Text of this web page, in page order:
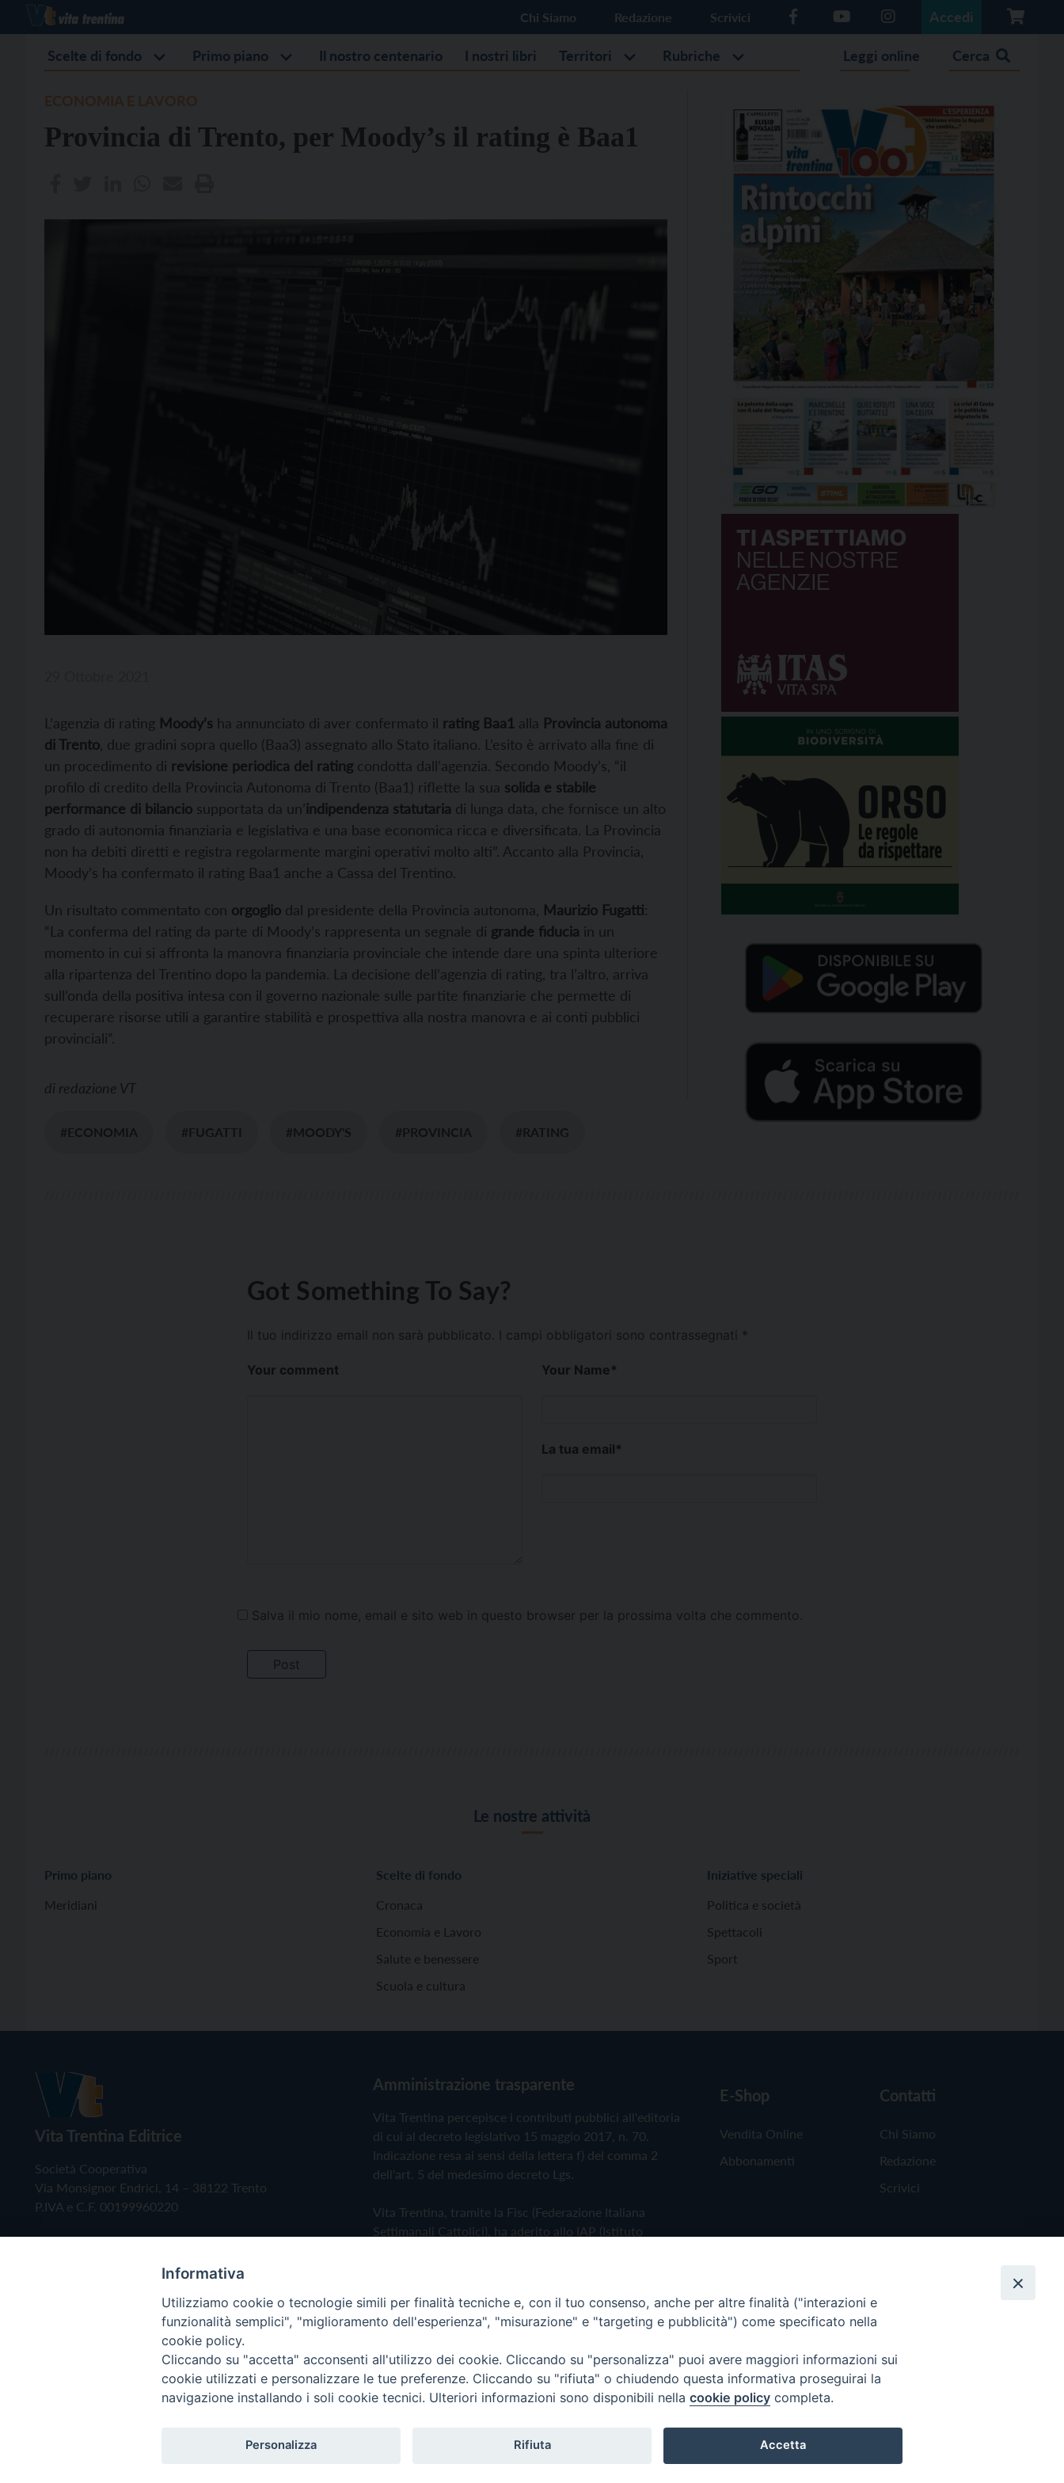
Chi Siamo Redazione Scrivici Accedi
Scelte di fondo Primo piano Il nostro centenario I nostri libri Territori Rubriche Leggi online Cerca
Provincia di Trento, per Moody’s il rating è Baa1
L’agenzia di rating Moody’s ha annunciato di aver confermato il rating Baa1 alla Provincia autonoma
di Trento , due gradini sopra quello (Baa3) assegnato allo Stato italiano. L’esito è arrivato alla fine di
un procedimento di revisione periodica del rating condotta dall’agenzia. Secondo Moody’s, “il
profilo di credito della Provincia Autonoma di Trento (Baa1) riflette la sua solida e stabile
performance di bilancio supportata da un’indipendenza statutaria di lunga data, che fornisce un alto
grado di autonomia finanziaria e legislativa e una base economica ricca e diversificata. La Provincia
non ha debiti diretti e registra regolarmente margini operativi molto alti”. Accanto alla Provincia,
Moody’s ha confermato il rating Baa1 anche a Cassa del Trentino.
Un risultato commentato con orgoglio dal presidente della Provincia autonoma, Maurizio Fugatti:
“La conferma del rating da parte di Moody’s rappresenta un segnale di grande fiducia in un
momento in cui si affronta la manovra finanziaria provinciale che intende dare una spinta ulteriore
alla ripartenza del Trentino dopo la pandemia. La decisione dell’agenzia di rating, tra l’altro, arriva
sull’onda della positiva intesa con il governo nazionale sulle partite finanziarie che permette di
recuperare risorse utili a garantire stabilità e prospettiva alla nostra manovra e ai conti pubblici
provinciali”.
di redazione VT
#ECONOMIA #FUGATTI #MOODY'S #PROVINCIA #RATING
Got Something To Say?
Il tuo indirizzo email non sarà pubblicato. I campi obbligatori sono contrassegnati *
Your comment Your Name*
La tua email*
Salva il mio nome, email e sito web in questo browser per la prossima volta che commento.
Le nostre attività
Primo piano
Meridiani
Scelte di fondo
Cronaca
Economia e Lavoro
Salute e benessere
Scuola e cultura
Iniziative speciali
Politica e società
Spettacoli
Sport
Vita Trentina Editrice
Società Cooperativa
Via Monsignor Endrici, 14 – 38122 Trento
P.IVA e C.F. 00199960220
Amministrazione trasparente
Vita Trentina percepisce i contributi pubblici all'editoria
di cui al decreto legislativo 15 maggio 2017, n. 70.
Indicazione resa ai sensi della lettera f) del comma 2
dell'art. 5 del medesimo decreto Lgs.
Vita Trentina, tramite la Fisc (Federazione Italiana
Settimanali Cattolici), ha aderito allo IAP (Istituto
Privacy Policy Cookie Policy
E-Shop
Vendita Online
Abbonamenti
Contatti
Chi Siamo
Redazione
Scrivici
Copyright © 2019 - Tutti i diritti riservati - Vita Trentina Editrice
Informativa
Utilizziamo cookie o tecnologie simili per finalità tecniche e, con il tuo consenso, anche per altre finalità ("interazioni e
funzionalità semplici", "miglioramento dell'esperienza", "misurazione" e "targeting e pubblicità") come specificato nella
cookie policy.
Cliccando su "accetta" acconsenti all'utilizzo dei cookie. Cliccando su "personalizza" puoi avere maggiori informazioni sui
cookie utilizzati e personalizzare le tue preferenze. Cliccando su "rifiuta" o chiudendo questa informativa proseguirai la
navigazione installando i soli cookie tecnici. Ulteriori informazioni sono disponibili nella cookie policy completa.
Personalizza Rifiuta Accetta